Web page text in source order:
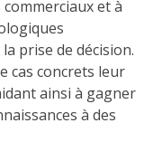
et à
prise de décision.
cas concrets leur
ainsi à gagner
à des